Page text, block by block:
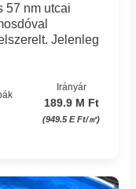
57 nm utcai
Jelenleg
Irányár
189.9 M Ft
(949.5 E Ft/㎡)